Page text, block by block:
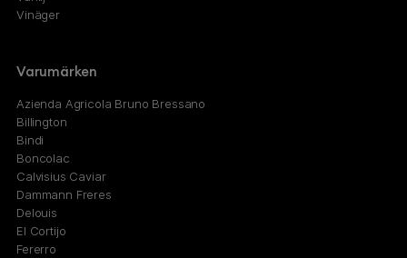
Vinäger
Varumärken
Azienda Agricola Bruno Bressano
Billington
Bindi
Boncolac
Calvisius Caviar
Dammann Freres
Delouis
El Cortijo
Fererro